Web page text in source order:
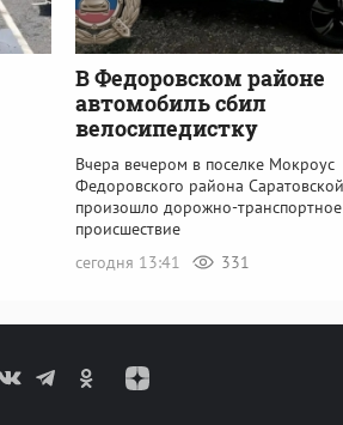
В Федоровском районе
автомобиль сбил
велосипедистку
Вчера вечером в поселке Мокроус
Федоровского района
произошло дорожно-транспортное
происшествие
сегодня 13:41
331